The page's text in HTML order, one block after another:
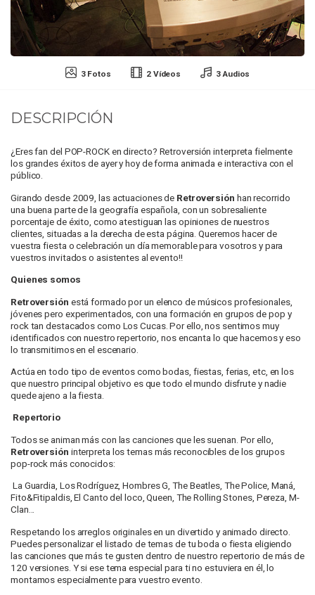
3 Fotos 2 Vídeos 3 Audios
DESCRIPCIÓN
¿Eres fan del POP-ROCK en directo? Retroversión interpreta fielmente
los grandes éxitos de ayer y hoy de forma animada e interactiva con el
público.
Girando desde 2009, las actuaciones de Retroversión han recorrido
una buena parte de la geografía española, con un sobresaliente
porcentaje de éxito, como atestiguan las opiniones de nuestros
clientes, situadas a la derecha de esta página. Queremos hacer de
vuestra fiesta o celebración un día memorable para vosotros y para
vuestros invitados o asistentes al evento!!
Quienes somos
Retroversión está formado por un elenco de músicos profesionales,
jóvenes pero experimentados, con una formación en grupos de pop y
rock tan destacados como Los Cucas. Por ello, nos sentimos muy
identificados con nuestro repertorio, nos encanta lo que hacemos y eso
lo transmitimos en el escenario.
Actúa en todo tipo de eventos como bodas, fiestas, ferias, etc, en los
que nuestro principal objetivo es que todo el mundo disfrute y nadie
quede ajeno a la fiesta.
Repertorio
Todos se animan más con las canciones que les suenan. Por ello,
Retroversión interpreta los temas más reconocibles de los grupos
pop-rock más conocidos:
La Guardia, Los Rodríguez, Hombres G, The Beatles, The Police, Maná,
Fito&Fitipaldis, El Canto del loco, Queen, The Rolling Stones, Pereza, M-
Clan...
Respetando los arreglos originales en un divertido y animado directo.
Puedes personalizar el listado de temas de tu boda o fiesta eligiendo
las canciones que más te gusten dentro de nuestro repertorio de más de
120 versiones. Y si ese tema especial para ti no estuviera en él, lo
montamos especialmente para vuestro evento.